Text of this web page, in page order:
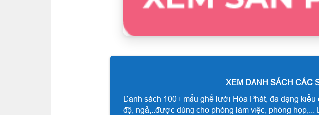
XEM DANH SÁCH CÁC
Danh sách 100+ mẫu ghế lưới Hòa Phát, đa dạng
độ, ngả,..được dùng cho phòng làm việc, phòng